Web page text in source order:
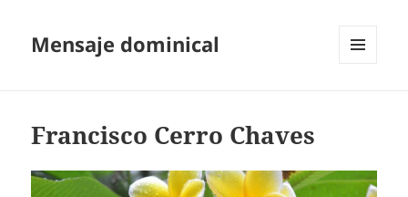
Mensaje dominical
Francisco Cerro Chaves